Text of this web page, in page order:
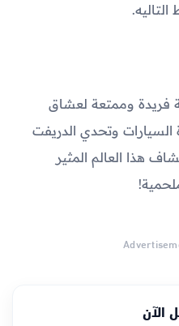
فريدة وممتعة لعشاق
السيارات وتحدي الدريفت
هذا العالم المثير
الآن